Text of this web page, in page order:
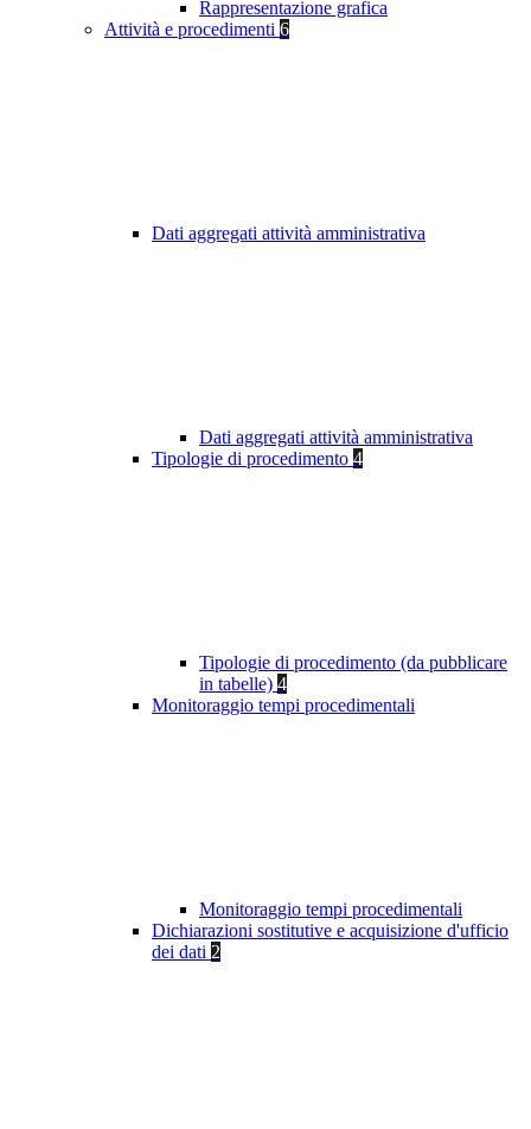
Rappresentazione grafica
Attività e procedimenti 6
Dati aggregati attività amministrativa
Dati aggregati attività amministrativa
Tipologie di procedimento 4
Tipologie di procedimento (da pubblicare
in tabelle) 4
Monitoraggio tempi procedimentali
Monitoraggio tempi procedimentali
Dichiarazioni sostitutive e acquisizione d'ufficio
dei dati 2